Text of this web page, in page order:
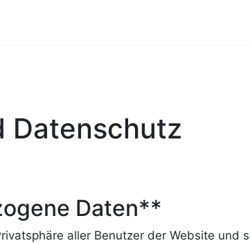
Datenschutz
Daten**
aller Benutzer der Website und